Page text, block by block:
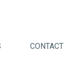
CONTACT